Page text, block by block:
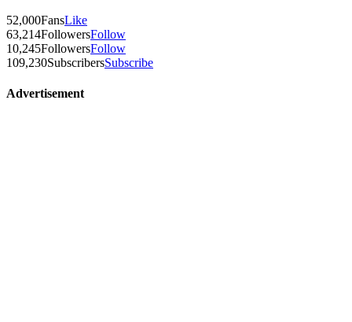
52,000FansLike
63,214FollowersFollow
10,245FollowersFollow
109,230SubscribersSubscribe
Advertisement